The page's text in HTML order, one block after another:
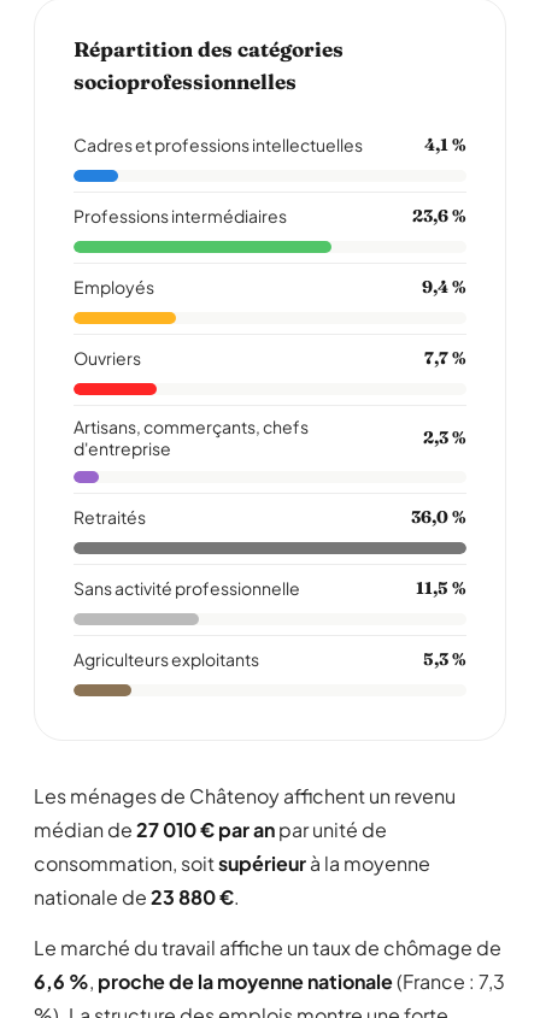
Répartition des catégories
socioprofessionnelles
Cadres et professions intellectuelles 4,1 %
Professions intermédiaires 23,6 %
Employés 9,4 %
Ouvriers 7,7 %
Artisans, commerçants, chefs
d'entreprise
2,3 %
Retraités 36,0 %
Sans activité professionnelle 11,5 %
Agriculteurs exploitants 5,3 %
Les ménages de Châtenoy affichent un revenu
médian de27 010 € par anpar unité de
consommation, soitsupérieurà la moyenne
nationale de23 880 €.
Le marché du travail affiche un taux de chômage de
6,6 %, proche de la moyenne nationale(France : 7,3